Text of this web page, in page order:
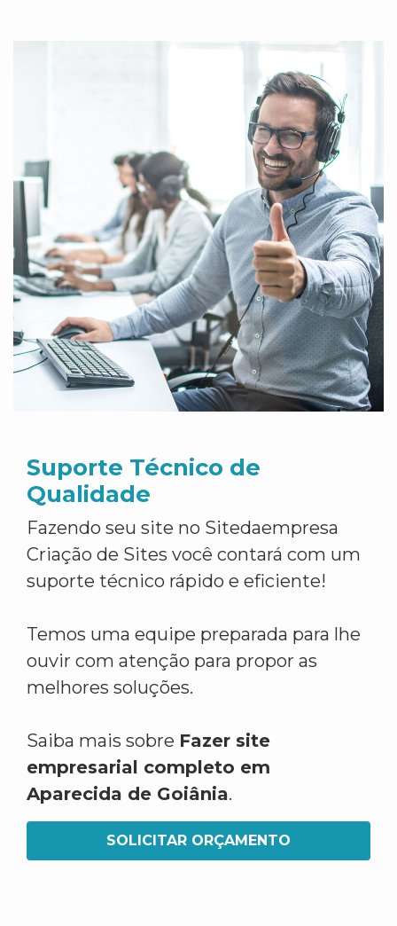
Suporte Técnico de
Qualidade
Fazendo seu site no Sitedaempresa
Criação de Sites você contará com um
suporte técnico rápido e eficiente!
Temos uma equipe preparada para lhe
ouvir com atenção para propor as
melhores soluções.
Saiba mais sobre Fazer site
empresarial completo em
Aparecida de Goiânia.
SOLICITAR ORÇAMENTO